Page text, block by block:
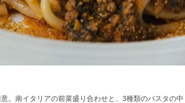
。南イタリアの前菜盛り合わせと、3種類のパスタの中